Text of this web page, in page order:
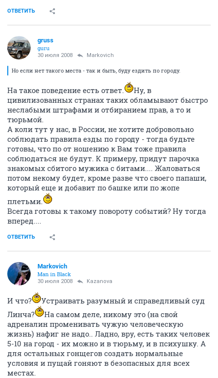
ОТВЕТИТЬ
gruss
guru
30 июля 2008 Markovich
Но если нет такого места - так и быть, буду ездить по городу.
На такое поведение есть ответ.
Ну, в
цивилизованных странах таких обламывают быстро
неслабыми штрафами и отбиранием прав, а то и
тюрьмой.
А коли тут у нас, в России, не хотите добровольно
соблюдать правила езды по городу - тогда будьте
готовы, что по от ношению к Вам тоже правила
соблюдаться не будут. К примеру, придут парочка
знакомых сбитого мужика с битами.... Жаловаться
потом некому будет, кроме разве что своего папаши,
который еще и добавит по башке или по жопе
плетьми.
Всегда готовы к такому повороту событий? Ну тогда
вперед....
ОТВЕТИТЬ
Markovich
Man in Black
30 июля 2008 Kazanova
И что?
Устраивать разумный и справедливый суд
Линча?
На самом деле, никому это (на свой
адреналин променивать чужую человеческую
жизнь) нафиг не надо.. Ладно, вру, есть таких человек
5-10 на город - их можно и в тюрьму, и в психушку. А
для остальных гонщегов создать нормальные
условия и пущай гоняют в безопасных для всех
местах.